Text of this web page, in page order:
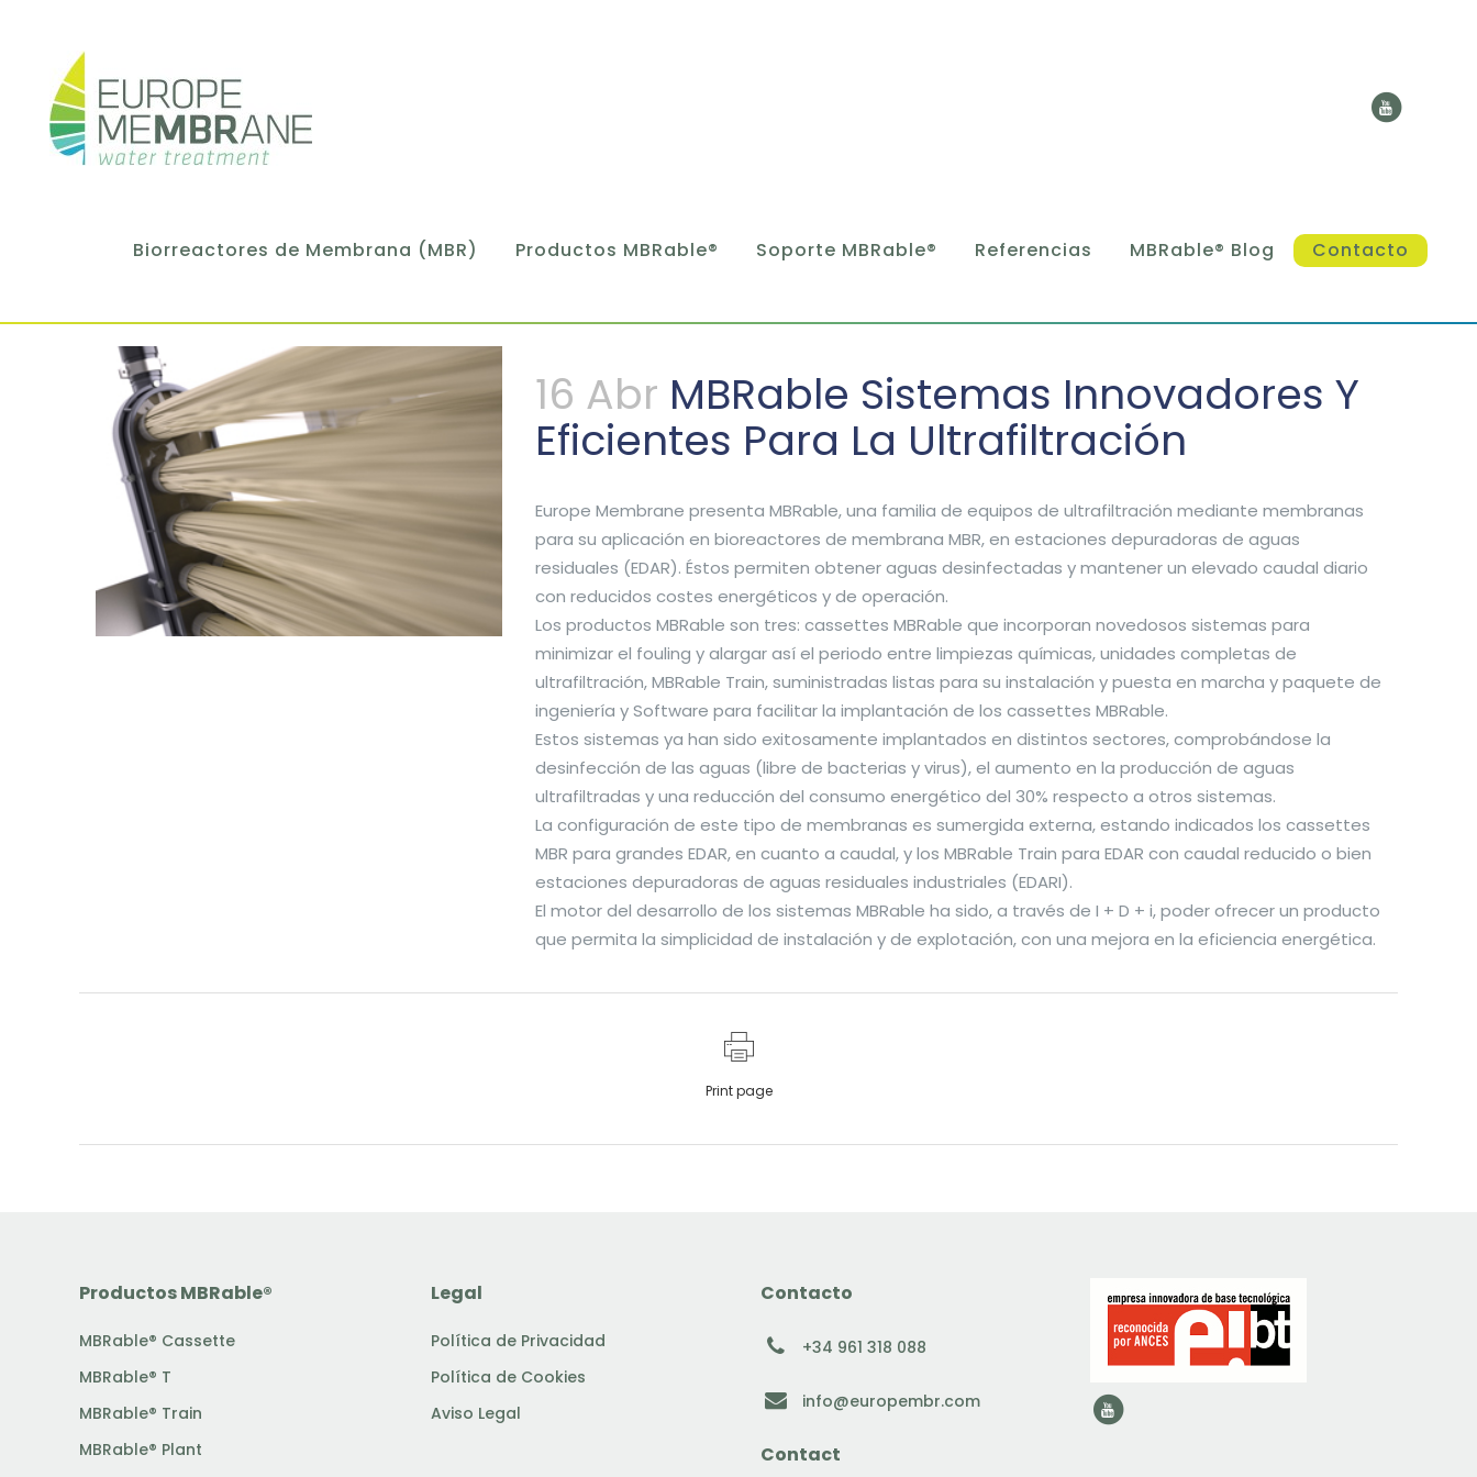
Biorreactores de Membrana (MBR) Productos MBRable® Soporte MBRable® Referencias MBRable® Blog Contacto
16 Abr MBRable Sistemas Innovadores Y
Eficientes Para La Ultrafiltración
Europe Membrane presenta MBRable, una familia de equipos de ultrafiltración mediante membranas
para su aplicación en bioreactores de membrana MBR, en estaciones depuradoras de aguas
residuales (EDAR). Éstos permiten obtener aguas desinfectadas y mantener un elevado caudal diario
con reducidos costes energéticos y de operación.
Los productos MBRable son tres: cassettes MBRable que incorporan novedosos sistemas para
minimizar el fouling y alargar así el periodo entre limpiezas químicas, unidades completas de
ultrafiltración, MBRable Train, suministradas listas para su instalación y puesta en marcha y paquete de
ingeniería y Software para facilitar la implantación de los cassettes MBRable.
Estos sistemas ya han sido exitosamente implantados en distintos sectores, comprobándose la
desinfección de las aguas (libre de bacterias y virus), el aumento en la producción de aguas
ultrafiltradas y una reducción del consumo energético del 30% respecto a otros sistemas.
La configuración de este tipo de membranas es sumergida externa, estando indicados los cassettes
MBR para grandes EDAR, en cuanto a caudal, y los MBRable Train para EDAR con caudal reducido o bien
estaciones depuradoras de aguas residuales industriales (EDARI).
El motor del desarrollo de los sistemas MBRable ha sido, a través de I + D + i, poder ofrecer un producto
que permita la simplicidad de instalación y de explotación, con una mejora en la eficiencia energética.
Print page
Productos MBRable®
MBRable® Cassette
MBRable® T
MBRable® Train
MBRable® Plant
Legal
Política de Privacidad
Política de Cookies
Aviso Legal
Contacto
+34 961 318 088
info@europembr.com
Contact